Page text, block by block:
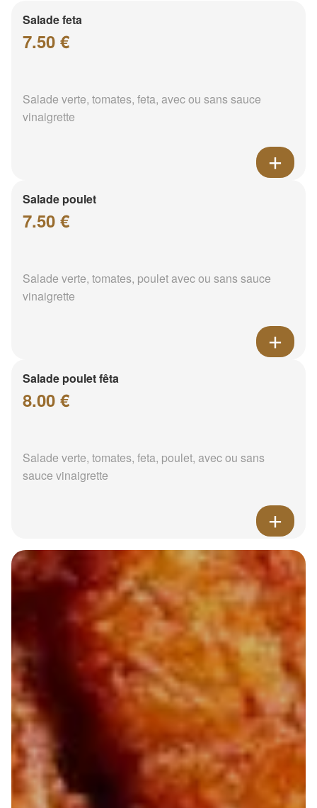
Salade feta
7.50 €
Salade verte, tomates, feta, avec ou sans sauce
vinaigrette
Salade poulet
7.50 €
Salade verte, tomates, poulet avec ou sans sauce
vinaigrette
Salade poulet fêta
8.00 €
Salade verte, tomates, feta, poulet, avec ou sans
sauce vinaigrette